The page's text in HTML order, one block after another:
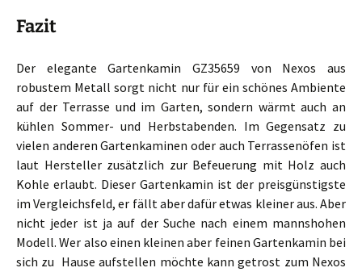
Fazit
Der elegante Gartenkamin GZ35659 von Nexos aus
robustem Metall sorgt nicht nur für ein schönes Ambiente
auf der Terrasse und im Garten, sondern wärmt auch an
kühlen Sommer- und Herbstabenden. Im Gegensatz zu
vielen anderen Gartenkaminen oder auch Terrassenöfen ist
laut Hersteller zusätzlich zur Befeuerung mit Holz auch
Kohle erlaubt. Dieser Gartenkamin ist der preisgünstigste
im Vergleichsfeld, er fällt aber dafür etwas kleiner aus. Aber
nicht jeder ist ja auf der Suche nach einem mannshohen
Modell. Wer also einen kleinen aber feinen Gartenkamin bei
sich zu Hause aufstellen möchte kann getrost zum Nexos